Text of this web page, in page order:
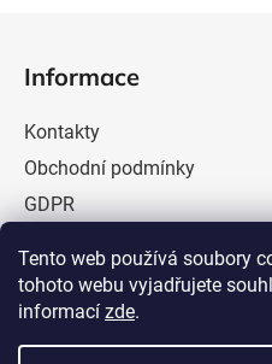
Tento web používá soubory
tohoto webu vyjadřujete
informací zde.
Informace
Kontakty
Obchodní podmínky
GDPR